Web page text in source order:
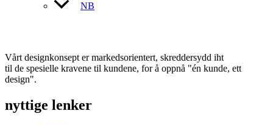
NB
Vårt designkonsept er markedsorientert, skreddersydd iht
til de spesielle kravene til kundene, for å oppnå "én kunde, ett
design".
nyttige lenker